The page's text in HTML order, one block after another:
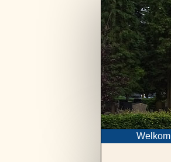
Skip
to
content
Welkom